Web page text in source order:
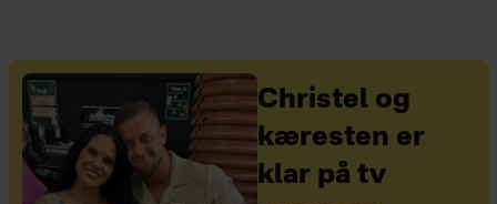
Christel og
kæresten er
klar på tv